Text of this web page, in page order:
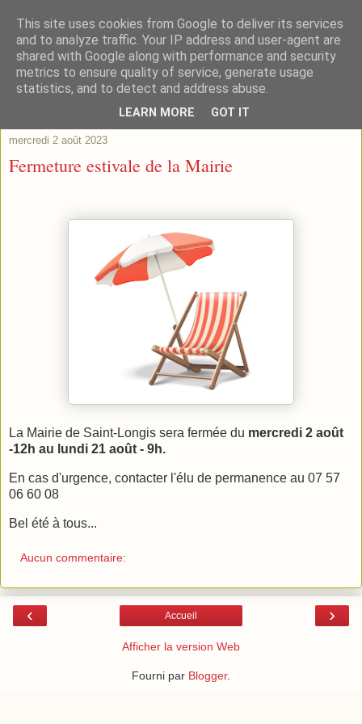
mercredi 2 août 2023
Fermeture estivale de la Mairie
La Mairie de Saint-Longis sera fermée du mercredi 2 août
-12h au lundi 21 août - 9h.
En cas d'urgence, contacter l'élu de permanence au 07 57
06 60 08
Bel été à tous...
Aucun commentaire:
‹ ›
Accueil
Afficher la version Web
Fourni par Blogger.
This site uses cookies from Google to deliver its services
and to analyze traffic. Your IP address and user-agent are
shared with Google along with performance and security
metrics to ensure quality of service, generate usage
statistics, and to detect and address abuse.
LEARN MORE GOT IT